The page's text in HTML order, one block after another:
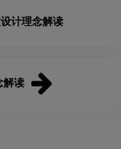
计理念解读
解读